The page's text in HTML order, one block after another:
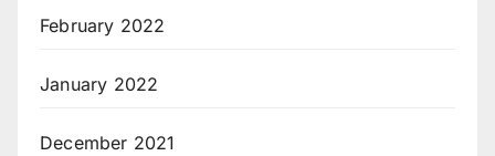
February 2022
January 2022
December 2021